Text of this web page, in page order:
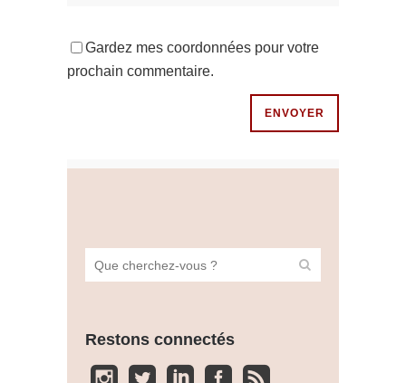
Gardez mes coordonnées pour votre
prochain commentaire.
Restons connectés